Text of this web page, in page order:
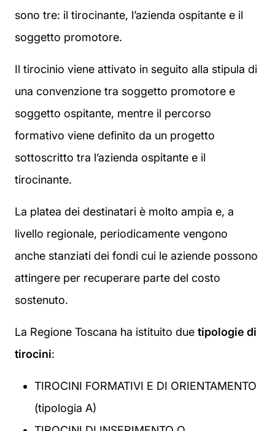
sono tre: il tirocinante, l’azienda ospitante e il
soggetto promotore.
Il tirocinio viene attivato in seguito alla stipula di
una convenzione tra soggetto promotore e
soggetto ospitante, mentre il percorso
formativo viene definito da un progetto
sottoscritto tra l’azienda ospitante e il
tirocinante.
La platea dei destinatari è molto ampia e, a
livello regionale, periodicamente vengono
anche stanziati dei fondi cui le aziende possono
attingere per recuperare parte del costo
sostenuto.
La Regione Toscana ha istituito due tipologie di
tirocini:
TIROCINI FORMATIVI E DI ORIENTAMENTO
(tipologia A)